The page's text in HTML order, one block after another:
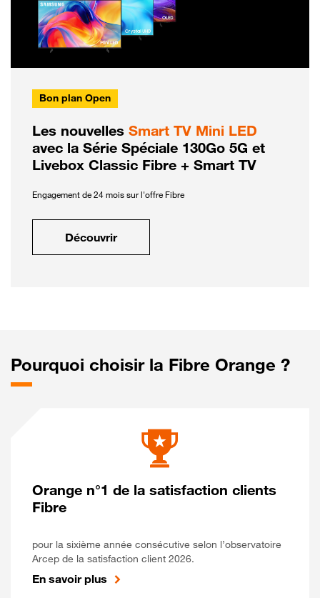
Bon plan Open
Les nouvelles Smart TV Mini LED
avec la Série Spéciale 130Go 5G et
Livebox Classic Fibre + Smart TV
Engagement de 24 mois sur l'offre Fibre
Découvrir
Pourquoi choisir la Fibre Orange ?
Orange n°1 de la satisfaction clients
Fibre
pour la sixième année consécutive selon l’observatoire
Arcep de la satisfaction client 2026.
En savoir plus